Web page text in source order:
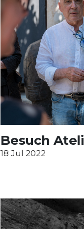
Besuch
18 Jul 2022